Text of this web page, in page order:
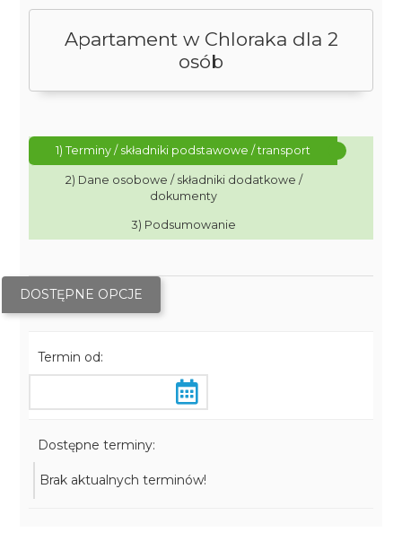
Apartament w Chloraka dla 2
osób
1) Terminy / składniki podstawowe / transport
2) Dane osobowe / składniki dodatkowe /
dokumenty
3) Podsumowanie
DOSTĘPNE OPCJE
Termin od:
Dostępne terminy:
Brak aktualnych terminów!